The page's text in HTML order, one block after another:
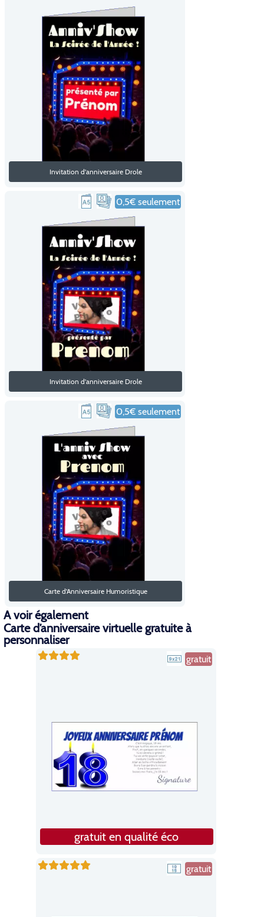
Invitation d'anniversaire Drole
0,5€ seulement
Invitation d'anniversaire Drole
0,5€ seulement
Carte d'Anniversaire Humoristique
A voir également
Carte d’anniversaire virtuelle gratuite à
personnaliser
gratuit
gratuit en qualité éco
gratuit